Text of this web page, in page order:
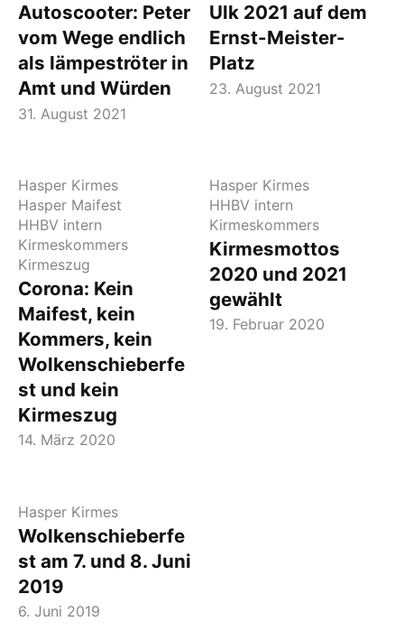
Autoscooter: Peter
vom Wege endlich
als Iämpeströter in
Amt und Würden
31. August 2021
Ulk 2021 auf dem
Ernst-Meister-
Platz
23. August 2021
Hasper Kirmes
Hasper Maifest
HHBV intern
Kirmeskommers
Kirmeszug
Corona: Kein
Maifest, kein
Kommers, kein
Wolkenschieberfe
st und kein
Kirmeszug
14. März 2020
Hasper Kirmes
HHBV intern
Kirmeskommers
Kirmesmottos
2020 und 2021
gewählt
19. Februar 2020
Hasper Kirmes
Wolkenschieberfe
st am 7. und 8. Juni
2019
6. Juni 2019